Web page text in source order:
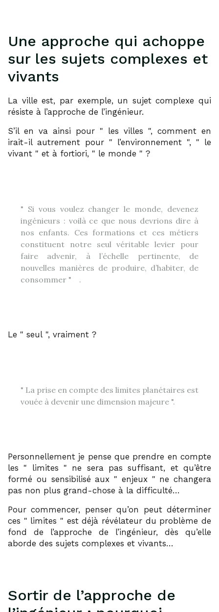
Une approche qui achoppe
sur les sujets complexes et
vivants
La ville est, par exemple, un sujet complexe qui
résiste à l’approche de l’ingénieur.
S’il en va ainsi pour
les villes
, comment en
irait-il autrement pour
l’environnement ,
le
vivant
et à fortiori, le monde ?
Si vous voulez changer le monde, devenez
ingénieurs : voilà ce que nous devrions dire à
nos enfants. Ces formations et ces métiers
constituent notre seul véritable levier pour
faire advenir, à l’échelle pertinente, de
nouvelles manières de produire, d’habiter, de
consommer
.
Le seul , vraiment ?
La prise en compte des limites planétaires est
vouée à devenir une dimension majeure .
Personnellement je pense que prendre en compte
les
limites
ne sera pas suffisant, et qu’être
formé ou sensibilisé aux
enjeux
ne changera
pas non plus grand-chose à la difficulté…
Pour commencer, penser qu’on peut déterminer
ces
limites
est déjà révélateur du problème de
fond de l’approche de l’ingénieur, dès qu’elle
aborde des sujets complexes et vivants…
Sortir de l’approche de